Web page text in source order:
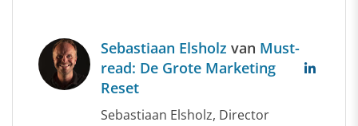
Sebastiaan Elsholz van Must-
read: De Grote Marketing
Reset
Sebastiaan Elsholz, Director